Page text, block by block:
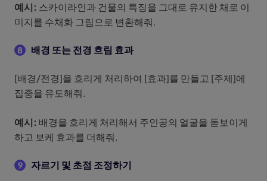
예시: 스카이라인과 건물의 특징을 그대로 유지한 채로 이
미지를 수채화 그림으로 변환해줘.
8 배경 또는 전경 흐림 효과
[배경/전경]을 흐리게 처리하여 [효과]를 만들고 [주제]에
집중을 유도해줘.
예시: 배경을 흐리게 처리해서 주인공의 얼굴을 돋보이게
하고 보케 효과를 더해줘.
9 자르기 및 초점 조정하기